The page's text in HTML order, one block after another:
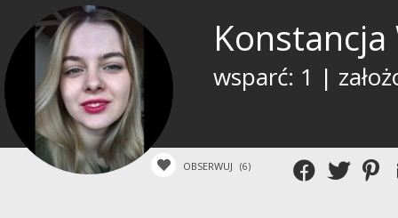
wsparć: 1 |
OBSERWUJ (6)